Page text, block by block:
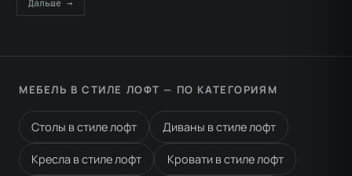
Дальше →
МЕБЕЛЬ В СТИЛЕ ЛОФТ — ПО КАТЕГОРИЯМ
Столы в стиле лофт Диваны в стиле лофт
Кресла в стиле лофт Кровати в стиле лофт